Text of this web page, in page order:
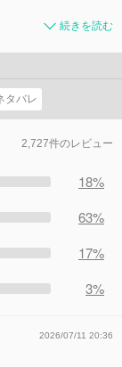
続きを読む
タバレ
2,727件のレビュー
18%
63%
17%
3%
2026/07/11 20:36